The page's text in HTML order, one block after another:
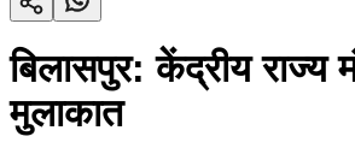
बिलासपुर: केंद्रीय
मुलाकात